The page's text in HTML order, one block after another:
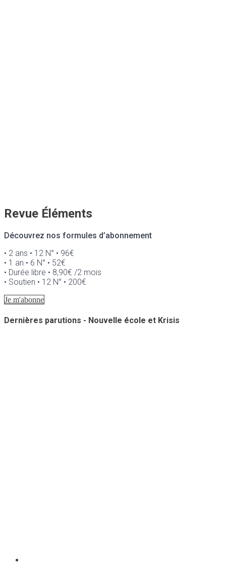
Revue Éléments
Découvrez nos formules d’abonnement
• 2 ans • 12 N° • 96€
• 1 an • 6 N° • 52€
• Durée libre • 8,90€ /2 mois
• Soutien • 12 N° • 200€
Je m'abonne
Dernières parutions - Nouvelle école et Krisis